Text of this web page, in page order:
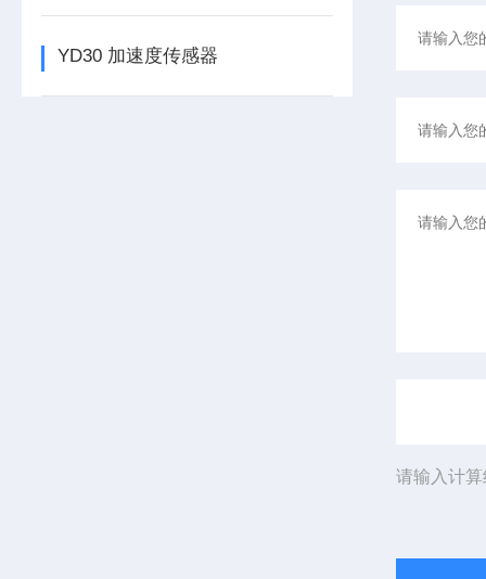
YD30 加速度传感器
请输入计